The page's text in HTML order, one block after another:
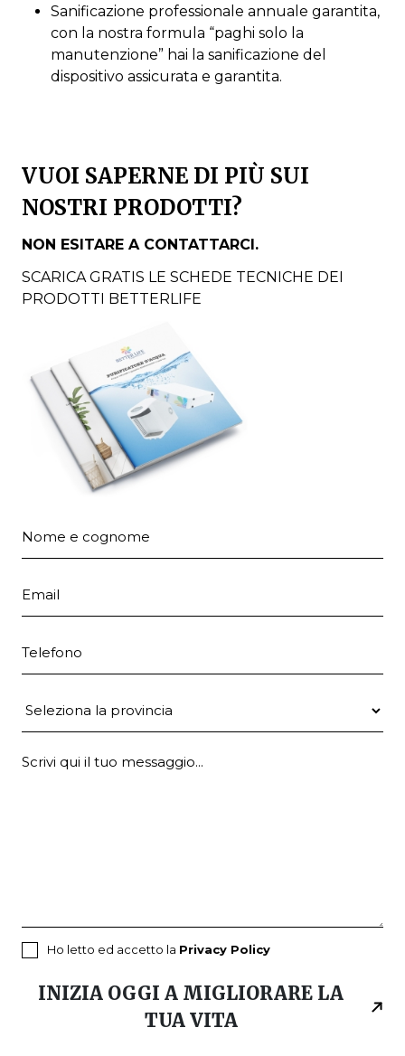
Sanificazione professionale annuale garantita,
con la nostra formula “paghi solo la
manutenzione” hai la sanificazione del
dispositivo assicurata e garantita.
VUOI SAPERNE DI PIÙ SUI
NOSTRI PRODOTTI?
NON ESITARE A CONTATTARCI.
SCARICA GRATIS LE SCHEDE TECNICHE DEI
PRODOTTI BETTERLIFE
Ho letto ed accetto la Privacy Policy
INIZIA OGGI A MIGLIORARE LA
TUA VITA